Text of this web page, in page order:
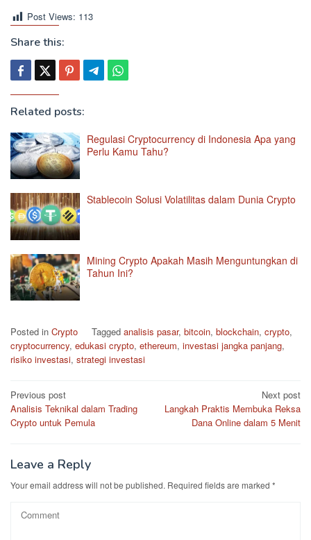
Post Views: 113
Share this:
Related posts:
Regulasi Cryptocurrency di Indonesia Apa yang
Perlu Kamu Tahu?
Stablecoin Solusi Volatilitas dalam Dunia Crypto
Mining Crypto Apakah Masih Menguntungkan di
Tahun Ini?
Posted in Crypto Tagged analisis pasar, bitcoin, blockchain, crypto,
cryptocurrency, edukasi crypto, ethereum, investasi jangka panjang,
risiko investasi, strategi investasi
Post
navigation
Previous post
Analisis Teknikal dalam Trading
Crypto untuk Pemula
Next post
Langkah Praktis Membuka Reksa
Dana Online dalam 5 Menit
Leave a Reply
Your email address will not be published. Required fields are marked *